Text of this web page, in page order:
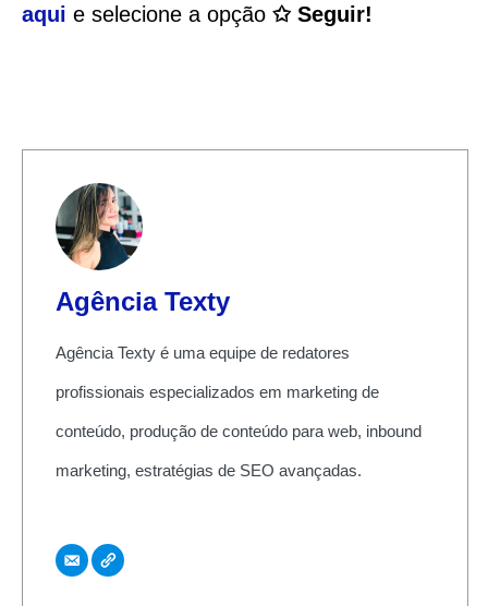
aqui e selecione a opção ✩ Seguir!
Agência Texty
Agência Texty é uma equipe de redatores
profissionais especializados em marketing de
conteúdo, produção de conteúdo para web, inbound
marketing, estratégias de SEO avançadas.